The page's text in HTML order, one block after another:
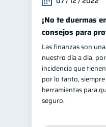
¡No te duermas
consejos para
Las finanzas son
nuestro día a día,
incidencia que
por lo tanto,
herramientas para
seguro.